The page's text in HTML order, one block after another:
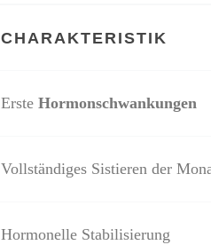
CHARAKTERISTIK
Erste Hormonschwankungen
Vollständiges Sistieren der
Hormonelle Stabilisierung